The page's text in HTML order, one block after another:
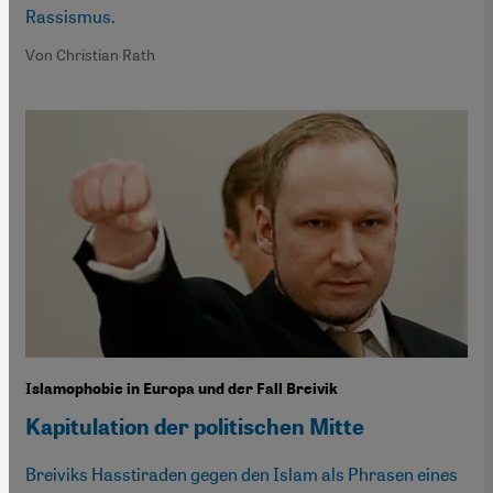
Rassismus.
Von Christian Rath
Islamophobie in Europa und der Fall Breivik
Kapitulation der politischen Mitte
Breiviks Hasstiraden gegen den Islam als Phrasen eines